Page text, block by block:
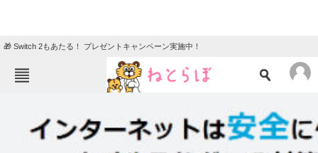
🎁 Switch 2もあたる！ プレゼントキャンペーン実施中！
ニュース